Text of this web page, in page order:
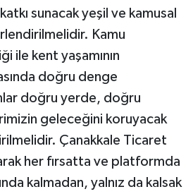
sunacak yeşil ve kamusal
Kamu
ile kent yaşamının
doğru denge
doğru yerde, doğru
geleceğini koruyacak
Çanakkale Ticaret
her fırsatta ve platformda
kalmadan, yalnız da kalsak